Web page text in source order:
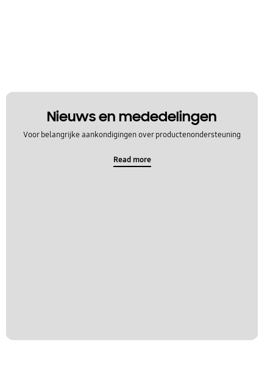
Nieuws en mededelingen
Voor belangrijke aankondigingen over productenondersteuning
Read more